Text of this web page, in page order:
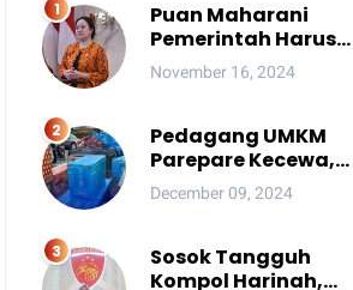
Puan Maharani
Pemerintah Harus
Berantas Judi Online
Anak
November 16, 2024
Pedagang UMKM
Parepare Kecewa,
Tersingkir karena
Acara Besar
December 09, 2024
Sosok Tangguh
Kompol Harinah,